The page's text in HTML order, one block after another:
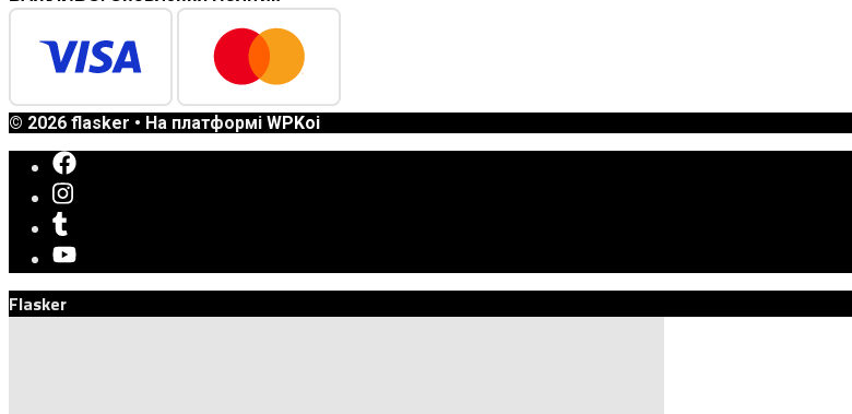
© 2026 flasker • На платформі WPKoi
Flasker